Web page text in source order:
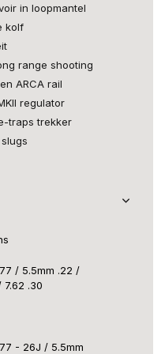
in loopmantel
kolf
range shooting
ARCA rail
regulator
traps trekker
/ 5.5mm .22 /
7.62 .30
- 26J / 5.5mm